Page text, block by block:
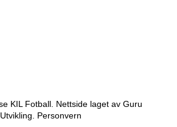
KIL Fotball. Nettside laget av Guru
Utvikling. Personvern